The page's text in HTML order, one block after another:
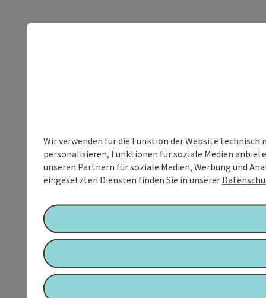
Wir verwenden für die Funktion der Website
personalisieren, Funktionen für soziale Medien
unseren Partnern für soziale Medien, Werbung und
eingesetzten Diensten finden Sie in unserer